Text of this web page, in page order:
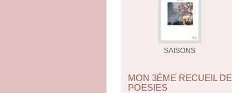
SAISONS
MON 3ÈME RECUEIL DE
POESIES